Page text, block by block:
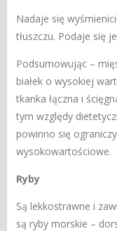
Nadaje się
tłuszczu. Podaje się
Podsumowując –
białek o wysokiej
tkanka łączna i
tym względy
powinno się
wysokowartościowe.
Ryby
Są lekkostrawne i
są ryby morskie –